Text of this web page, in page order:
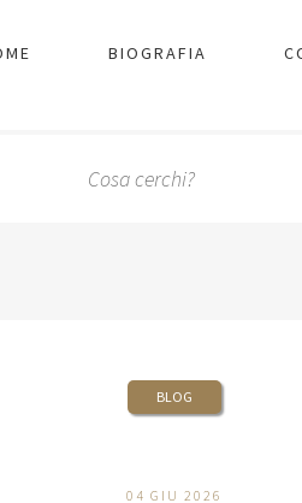
BIOGRAFIA
BLOG
04 GIU 2026